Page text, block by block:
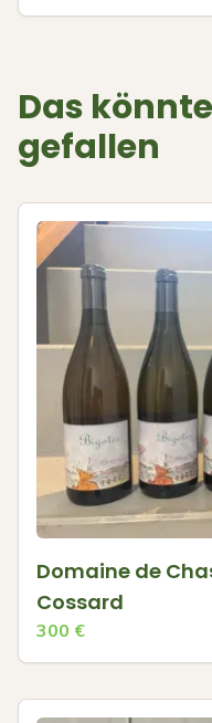
Das
gefallen
Domaine de
Cossard
300 €